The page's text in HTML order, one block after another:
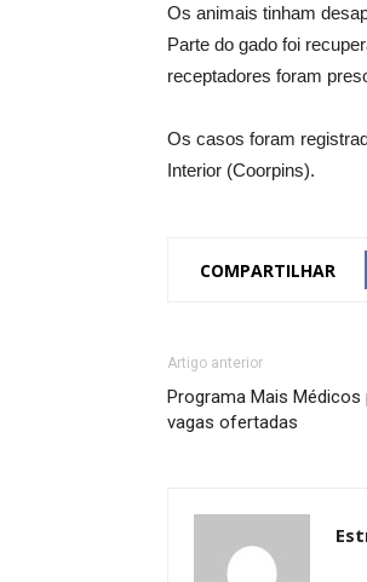
Os animais tinham
Parte do gado foi
receptadores foram
Os casos foram
Interior (Coorpins).
COMPARTILHAR
Artigo anterior
Programa Mais Médicos
vagas ofertadas